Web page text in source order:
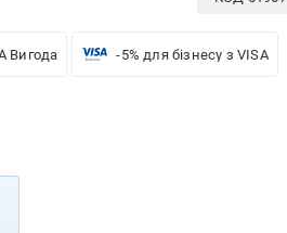
Вигода -5% для бізнесу з VISA